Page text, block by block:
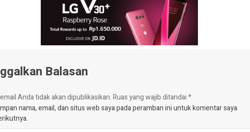
Balasan
Anda tidak akan dipublikasikan.Ruas yang wajib ditandai*
nama, email, dan situs web saya pada peramban ini untuk komentar saya